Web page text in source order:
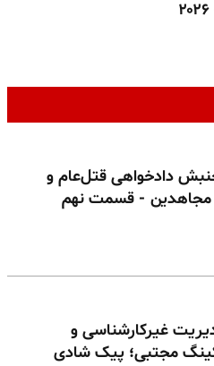
دادخواهی قتل‌عام و
- قسمت نهم
غیرکارشناسی و
مجتبی؛ پیک شادی